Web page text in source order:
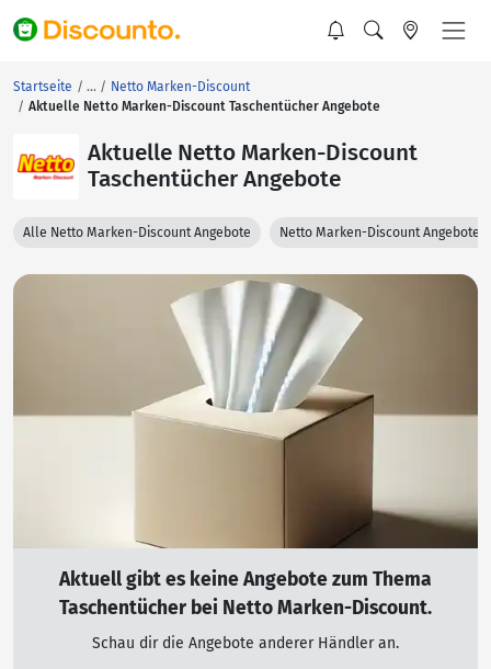
Startseite
Netto Marken-Discount
Aktuelle Netto Marken-Discount Taschentücher Angebote
Aktuelle Netto Marken-Discount
Taschentücher Angebote
Alle Netto Marken-Discount Angebote Netto Marken-Discount Angebote
Aktuell gibt es keine Angebote zum Thema
Taschentücher bei Netto Marken-Discount.
Schau dir die Angebote anderer Händler an.